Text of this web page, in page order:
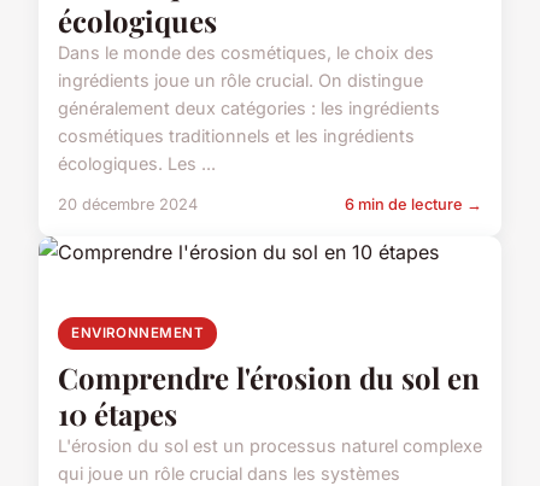
écologiques
Dans le monde des cosmétiques, le choix des
ingrédients joue un rôle crucial. On distingue
généralement deux catégories : les ingrédients
cosmétiques traditionnels et les ingrédients
écologiques. Les ...
20 décembre 2024 6 min de lecture →
ENVIRONNEMENT
Comprendre l'érosion du sol en
10 étapes
L'érosion du sol est un processus naturel complexe
qui joue un rôle crucial dans les systèmes